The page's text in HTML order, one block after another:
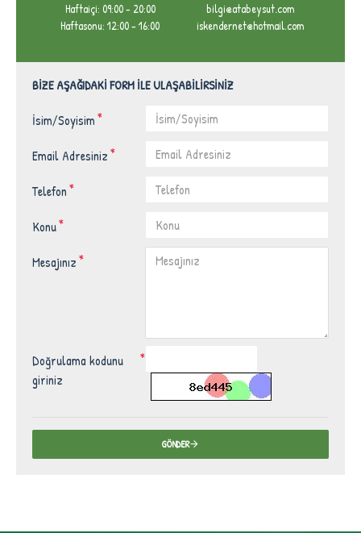
Haftaiçi: 09:00 - 20:00
Haftasonu: 12:00 - 16:00
bilgi@atabeysut.com
iskendernet@hotmail.com
BIZE AŞAĞIDAKI FORM İLE ULAŞABILIRSINIZ
İsim/Soyisim
Email Adresiniz
Telefon
Konu
Mesajınız
Doğrulama kodunu
giriniz
GÖNDER